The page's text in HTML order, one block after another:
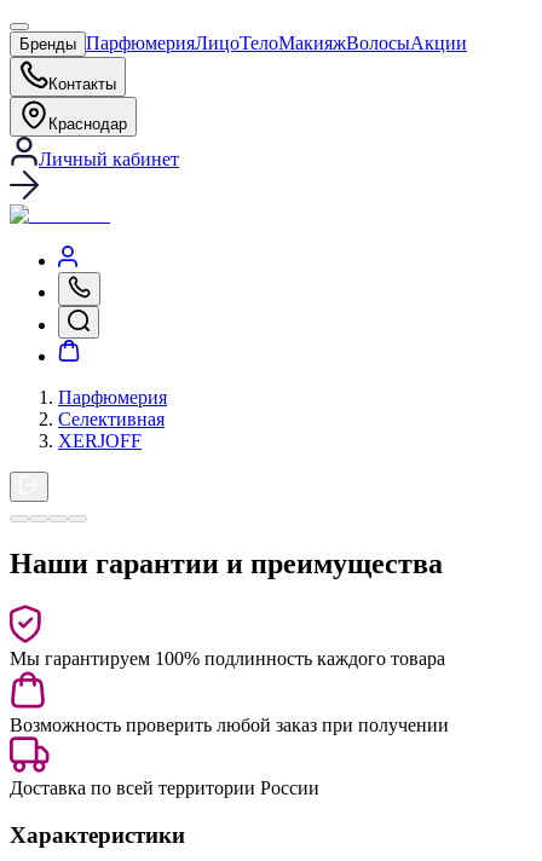
Бренды ПарфюмерияЛицоТелоМакияжВолосыАкции
Контакты
Краснодар
Личный кабинет
Парфюмерия
Селективная
XERJOFF
Наши гарантии и преимущества
Мы гарантируем 100% подлинность каждого товара
Возможность проверить любой заказ при получении
Доставка по всей территории России
Характеристики